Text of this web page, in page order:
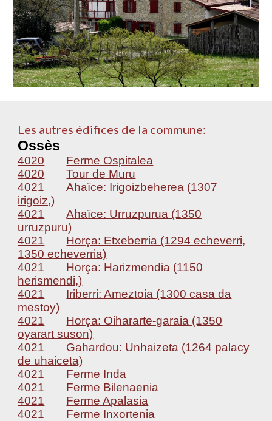
Les autres édifices de la commune:
Ossès
4020
Ferme Ospitalea
4020
Tour de Muru
4021
Ahaïce: Irigoizbeherea (1307
irigoiz,)
4021
Ahaïce: Urruzpurua (1350
urruzpuru)
4021
Horça: Etxeberria (1294 echeverri,
1350 echeverria)
4021
Horça: Harizmendia (1150
herismendi,)
4021
Iriberri: Ameztoia (1300 casa da
mestoy)
4021
Horça: Oihararte-garaia (1350
oyarart suson)
4021
Gahardou: Unhaizeta (1264 palacy
de uhaiceta)
4021
Ferme Inda
4021
Ferme Bilenaenia
4021
Ferme Apalasia
4021
Ferme Inxortenia